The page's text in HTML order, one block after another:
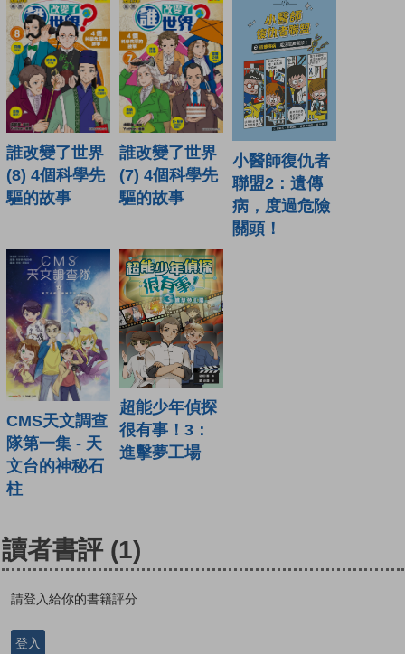
誰改變了世界
(8) 4個科學先
驅的故事
誰改變了世界
(7) 4個科學先
驅的故事
小醫師復仇者
聯盟2：遺傳
病，度過危險
關頭！
CMS天文調查
隊第一集 - 天
文台的神秘石
柱
超能少年偵探
很有事！3：
進擊夢工場
讀者書評 (1)
請登入給你的書籍評分
登入